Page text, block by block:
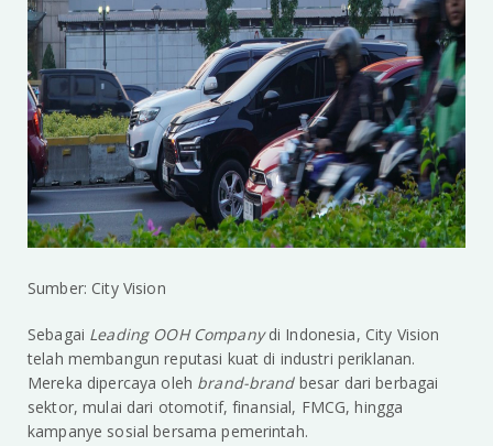
Sumber: City Vision
Sebagai Leading OOH Companydi Indonesia, City Vision
telah membangun reputasi kuat di industri periklanan.
Mereka dipercaya oleh brand-brandbesar dari berbagai
sektor, mulai dari otomotif, finansial, FMCG, hingga
kampanye sosial bersama pemerintah.